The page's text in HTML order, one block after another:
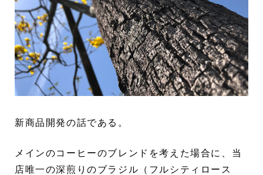
新商品開発の話である。
メインのコーヒーのブレンドを考えた場合に、当
店唯一の深煎りのブラジル（フルシティロース